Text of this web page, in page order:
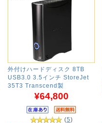
外付けハードディスク 8TB
USB3.0 3.5インチ StoreJet
35T3 Transcend製
¥64,800
(5)